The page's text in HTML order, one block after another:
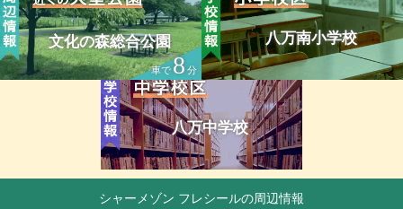
文化の森総合公園
車で8 分
八万南小学校
八万中学校
シャーメゾン フレシールの周辺情報